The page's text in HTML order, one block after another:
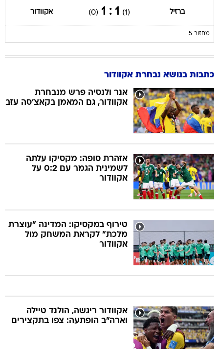
ברזיל (1)
1 : 1
(0) אקוודור
מחזור 5
כתבות בנושא נבחרת אקוודור
אנר ולנסיה פרש מנבחרת
אקוודור, גם המאמן בקאצ'סה עזב
אזהרת סופה: מקסיקו עלתה
לשמינית הגמר עם 0:2 על
אקוודור
טירוף במקסיקו: המדינה "עוצרת
מלכת" לקראת המשחק מול
אקוודור
אקוודור ריגשה, הולנד טיילה
וארה"ב הופתעה: צפו בתקצירים